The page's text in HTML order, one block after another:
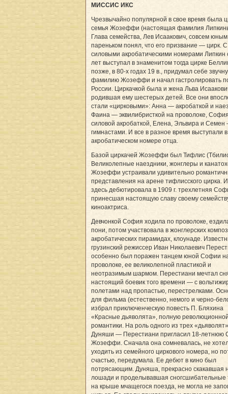
МИССИС ИКС
Чрезвычайно популярной в свое время была
семья Жозеффи (настоящая фамилия
Глава семейства, Лев Исаакович, совсем юным
пареньком понял, что его призвание — цирк. С
силовыми акробатическими номерами Липкин
лет выступал в знаменитом тогда цирке
позже, в 80-х годах 19 в., придумал себе
фамилию Жозеффи и начал гастролировать
России. Циркачкой была и жена Льва
родившая ему шестерых детей. Все они
стали «цирковыми»: Анна — акробаткой и
Фаина — эквилибристкой на проволоке,
силовой акробаткой, Елена, Эльвира и
гимнастами. И все в разное время выступали в
акробатическом номере отца.
Базой циркачей Жозеффи был Тифлис
Великолепные наездники, жонглеры и
Жозеффи устраивали удивительно
представления на арене тифлисского цирка.
здесь дебютировала в 1909 г. трехлетняя
принесшая настоящую славу своему
киноактриса.
Девчонкой София ходила по проволоке,
пони, потом участвовала в жонглерских
акробатических пирамидах, клоунаде.
грузинский режиссер Иван Николаевич
особенно был поражен танцем юной Софии
проволоке, ее великолепной пластикой и
неотразимым шармом. Перестиани мечтал
настоящий боевик того времени — с
полетами над пропастью, перестрелками.
для фильма (естественно, немого и черно-
избрал приключенческую повесть П. Бляхина
«Красные дьяволята», полную
романтики. На роль одного из трех
Дуняши — Перестиани пригласил 18-летнюю
Жозеффи. Сначала она сомневалась, не
уходить из семейного циркового номера, но
счастью, передумала. Ее дебют в кино был
потрясающим. Дуняша, прекрасно скакавшая
лошади и проделывавшая сногсшибательные
на крыше мчащегося поезда, не могла не